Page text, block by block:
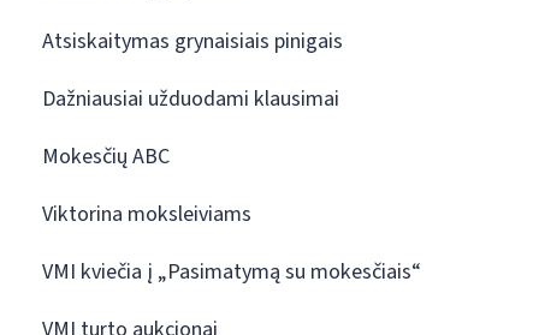
Atsiskaitymas grynaisiais pinigais
Dažniausiai užduodami klausimai
Mokesčių ABC
Viktorina moksleiviams
VMI kviečia į „Pasimatymą su mokesčiais“